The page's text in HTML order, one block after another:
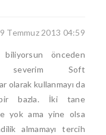
9 Temmuz 2013 04:59
önceden
severim Soft
olarak kullanmayı da
bir bazla. İki tane
yok ama yine olsa
almamayı tercih